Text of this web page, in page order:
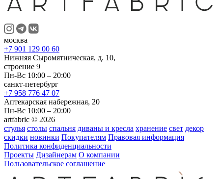
москва
+7 901 129 00 60
Нижняя Сыромятническая, д. 10,
строение 9
Пн-Вс 10:00 – 20:00
санкт-петербург
+7 958 776 47 07
Аптекарская набережная, 20
Пн-Вс 10:00 – 20:00
artfabric © 2026
стулья столы спальня диваны и кресла хранение свет декор
скидки новинки Покупателям Правовая информация
Политика конфиденциальности
Проекты Дизайнерам О компании
Пользовательское соглашение